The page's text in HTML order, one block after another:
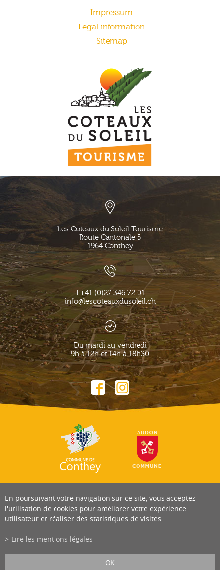
Impressum
Legal information
Sitemap
Les Coteaux du Soleil Tourisme
Route Cantonale 5
1964 Conthey
T.+41 (0)27 346 72 01
info@lescoteauxdusoleil.ch
Du mardi au vendredi
9h à 12h et 14h à 18h30
En poursuivant votre navigation sur ce site, vous acceptez
l'utilisation de cookies pour améliorer votre expérience
utilisateur et réaliser des statistiques de visites.
Lire les mentions légales
OK